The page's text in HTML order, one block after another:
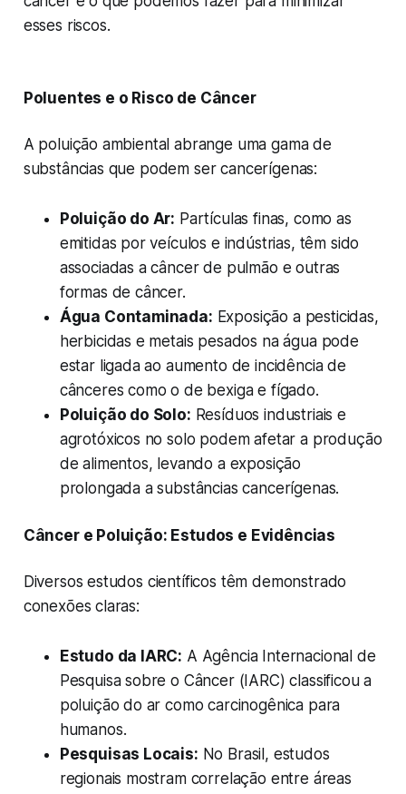
esses riscos.
Poluentes e o Risco de Câncer
A poluição ambiental abrange uma gama de
substâncias que podem ser cancerígenas:
Poluição do Ar: Partículas finas, como as
emitidas por veículos e indústrias, têm sido
associadas a câncer de pulmão e outras
formas de câncer.
Água Contaminada: Exposição a pesticidas,
herbicidas e metais pesados na água pode
estar ligada ao aumento de incidência de
cânceres como o de bexiga e fígado.
Poluição do Solo: Resíduos industriais e
agrotóxicos no solo podem afetar a produção
de alimentos, levando a exposição
prolongada a substâncias cancerígenas.
Câncer e Poluição: Estudos e Evidências
Diversos estudos científicos têm demonstrado
conexões claras:
Estudo da IARC: A Agência Internacional de
Pesquisa sobre o Câncer (IARC) classificou a
poluição do ar como carcinogênica para
humanos.
Pesquisas Locais: No Brasil, estudos
regionais mostram correlação entre áreas